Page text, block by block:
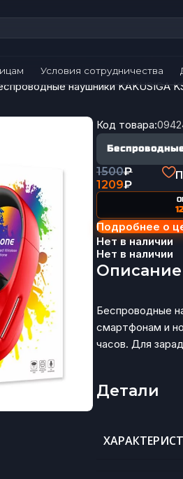
Условия сотрудничества
наушники KAKUSIGA
Код товара:
1500₽
1209₽
Подробнее о
Нет в наличии
Нет в наличии
Описание
Беспроводные
смартфонам и
часов. Для
Детали